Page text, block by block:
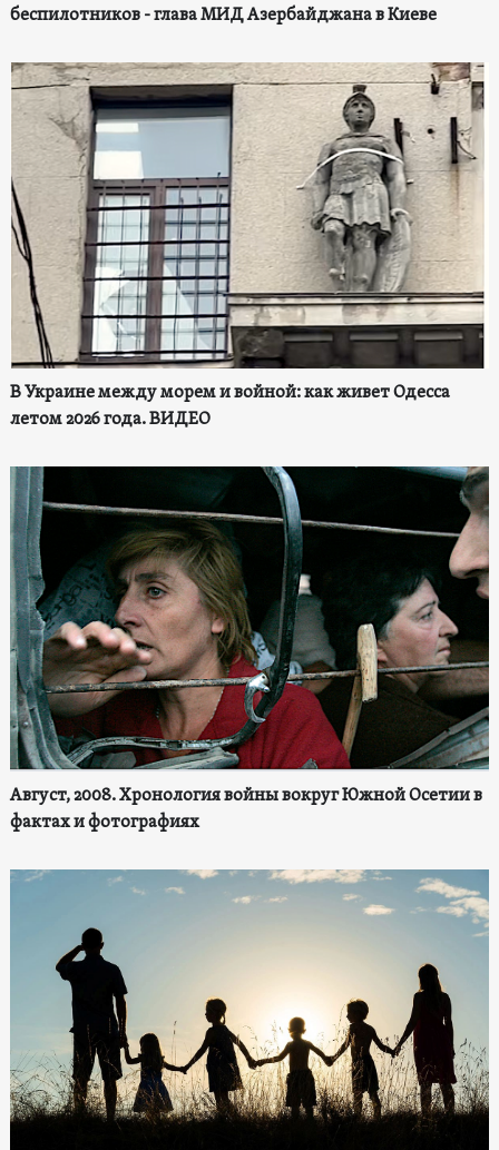
беспилотников - глава МИД Азербайджана в Киеве
В Украине между морем и войной: как живет Одесса
летом 2026 года. ВИДЕО
Август, 2008. Хронология войны вокруг Южной Осетии в
фактах и фотографиях